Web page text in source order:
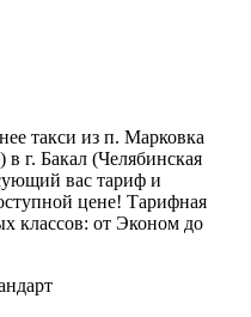
такси из п. Марковка
г. Бакал (Челябинская
вас тариф и
цене! Тарифная
классов: от Эконом до